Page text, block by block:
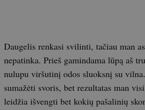
Daugelis renkasi svilinti, tačiau man
nepatinka. Prieš gamindama lūpą aš
nulupu viršutinį odos sluoksnį su
sumažėti svoris, bet rezultatas man
leidžia išvengti bet kokių pašalinių